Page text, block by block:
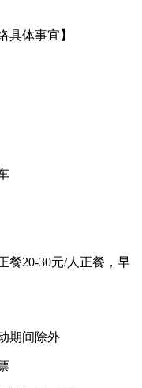
具体事宜】
餐20-30元/人正餐，早
期间除外